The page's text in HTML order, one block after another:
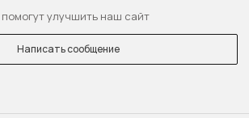
улучшить наш сайт
Написать сообщение